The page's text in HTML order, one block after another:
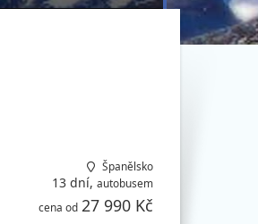
Španělsko
13 dní, autobusem
cena od 27 990 Kč